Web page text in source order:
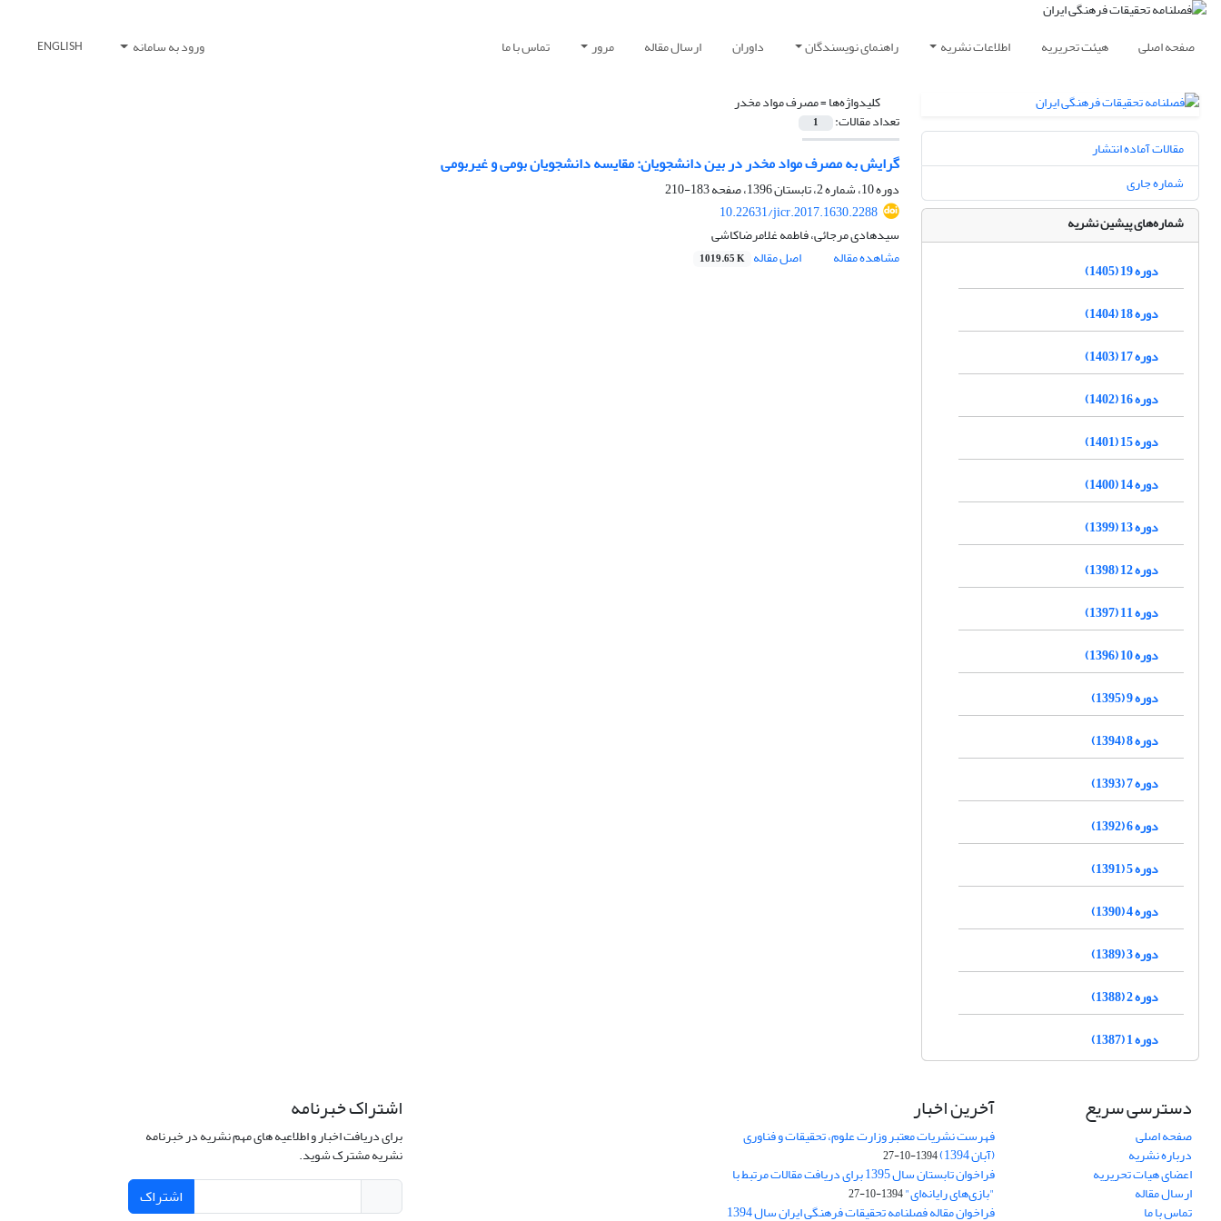
صفحه اصلی هیئت تحریریه اطلاعات نشریه راهنمای نویسندگان داوران ارسال مقاله مرور تماس با ما ورود به سامانه ENGLISH
کلیدواژه‌ها =مصرف مواد مخدر
تعداد مقالات: 1
گرایش به مصرف مواد مخدر در بین دانشجویان: مقایسه دانشجویان بومی و غیربومی
دوره 10، شماره 2، تابستان 1396، صفحه
183-210
10.22631/jicr.2017.1630.2288
سیدهادی مرجائی، فاطمه غلامرضاکاشی
مشاهده مقاله
اصل مقاله 1019.65 K
مقالات آماده انتشار
شماره جاری
شماره‌های پیشین نشریه
دوره 19 (1405)
دوره 18 (1404)
دوره 17 (1403)
دوره 16 (1402)
دوره 15 (1401)
دوره 14 (1400)
دوره 13 (1399)
دوره 12 (1398)
دوره 11 (1397)
دوره 10 (1396)
دوره 9 (1395)
دوره 8 (1394)
دوره 7 (1393)
دوره 6 (1392)
دوره 5 (1391)
دوره 4 (1390)
دوره 3 (1389)
دوره 2 (1388)
دوره 1 (1387)
دسترسی سریع
صفحه اصلی
درباره نشریه
اعضای هیات تحریریه
ارسال مقاله
تماس با ما
آخرین اخبار
فهرست نشریات معتبر وزارت علوم، تحقیقات و فناوری
(آبان 1394) 1394-10-27
فراخوان تابستان سال 1395 برای دریافت مقالات مرتبط با
"بازی‌های رایانه‌ای"1394-10-27
فراخوان مقاله فصلنامه تحقیقات فرهنگی ایران سال 1394
اشتراک خبرنامه
برای دریافت اخبار و اطلاعیه های مهم نشریه در خبرنامه
نشریه مشترک شوید.
اشتراک